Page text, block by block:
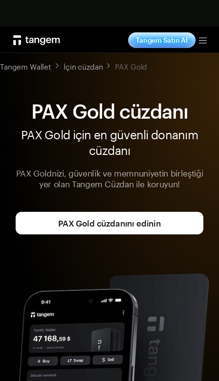
Tangem Satın Al
Tangem Wallet İçin cüzdan PAX Gold
PAX Gold cüzdanı
PAX Gold için en güvenli donanım
cüzdanı
PAX Goldnizi, güvenlik ve memnuniyetin birleştiği
yer olan Tangem Cüzdan ile koruyun!
PAX Gold cüzdanını edinin